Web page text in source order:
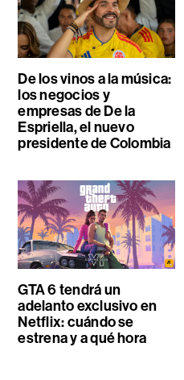
De los vinos a la música:
los negocios y
empresas de De la
Espriella, el nuevo
presidente de Colombia
GTA 6 tendrá un
adelanto exclusivo en
Netflix: cuándo se
estrena y a qué hora